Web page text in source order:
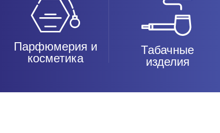
Парфюмерия и
косметика
Табачные
изделия